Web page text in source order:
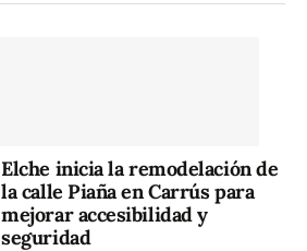
Elche inicia la remodelación de
la calle Piaña en Carrús para
mejorar accesibilidad y
seguridad